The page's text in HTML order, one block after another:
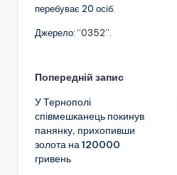
перебуває 20 осіб.
Джерело: “0352”.
Навігація
по
запису
Попередній запис
У Тернополі
співмешканець покинув
панянку, прихопивши
золота на 120000
гривень